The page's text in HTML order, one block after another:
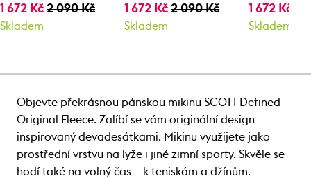
1 672 Kč 2 090 Kč
Skladem
1 672 Kč2 090 Kč
Skladem
1 672 Kč
Skladem
Objevte překrásnou pánskou mikinu SCOTT Defined
Original Fleece. Zalíbí se vám originální design
inspirovaný devadesátkami. Mikinu využijete jako
prostřední vrstvu na lyže i jiné zimní sporty. Skvěle se
hodí také na volný čas – k teniskám a džínům.